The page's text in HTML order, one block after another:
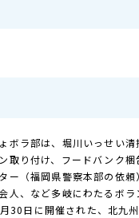
ボラ部は、堀川いっせい清
取り付け、フードバンク梱
ー（福岡県警察本部の依
人、など多岐にわたるボラ
30日に開催された、北九